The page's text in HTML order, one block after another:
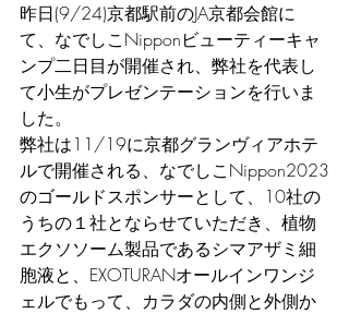
昨日(9/24)京都駅前のJA京都会館に
て、なでしこNipponビューティーキャ
ンプ二日目が開催され、弊社を代表し
て小生がプレゼンテーションを行いま
した。
弊社は11/19に京都グランヴィアホテ
ルで開催される、なでしこNippon2023
のゴールドスポンサーとして、10社の
うちの１社とならせていただき、植物
エクソソーム製品であるシマアザミ細
胞液と、EXOTURANオールインワンジ
ェルでもって、カラダの内側と外側か